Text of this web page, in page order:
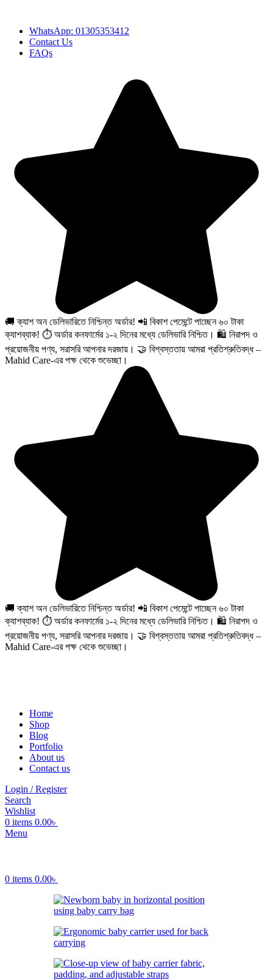
WhatsApp: 01305353412
Contact Us
FAQs
🚚 ক্যাশ অন ডেলিভারিতে নিশ্চিন্ত অর্ডার! 📲 বিকাশ পেমেন্টে পাচ্ছেন ৬০ টাকা
ক্যাশব্যাক! ⏱️ অর্ডার কনফার্মের ১-২ দিনের মধ্যে ডেলিভারি নিশ্চিত। 🛍️ নিরাপদ ও
প্রয়োজনীয় পণ্য, সরাসরি আপনার দরজায়। 🤝 বিশ্বস্ততায় আমরা প্রতিশ্রুতিবদ্ধ –
Mahid Care-এর পক্ষ থেকে শুভেচ্ছা।
🚚 ক্যাশ অন ডেলিভারিতে নিশ্চিন্ত অর্ডার! 📲 বিকাশ পেমেন্টে পাচ্ছেন ৬০ টাকা
ক্যাশব্যাক! ⏱️ অর্ডার কনফার্মের ১-২ দিনের মধ্যে ডেলিভারি নিশ্চিত। 🛍️ নিরাপদ ও
প্রয়োজনীয় পণ্য, সরাসরি আপনার দরজায়। 🤝 বিশ্বস্ততায় আমরা প্রতিশ্রুতিবদ্ধ –
Mahid Care-এর পক্ষ থেকে শুভেচ্ছা।
Home
Shop
Blog
Portfolio
About us
Contact us
Login / Register
Search
Wishlist
0 items 0.00৳
Menu
0 items 0.00৳